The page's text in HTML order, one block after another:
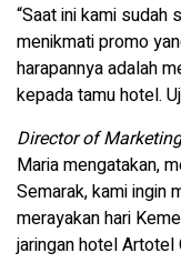
“Saat ini kami sudah
menikmati promo
harapannya adalah
kepada tamu hotel.
Director of
Maria mengatakan,
Semarak, kami ingin
merayakan hari
jaringan hotel Artotel